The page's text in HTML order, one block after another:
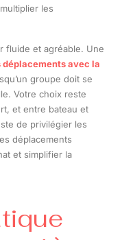
les
fluide et agréable. Une
déplacements avec la
groupe doit se
Votre choix reste
et entre bateau et
de privilégier les
déplacements
et simplifier la